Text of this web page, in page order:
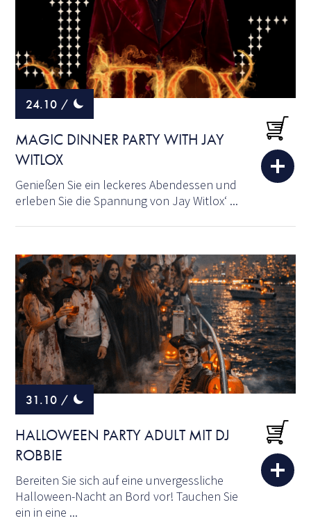
24.10 /
MAGIC DINNER PARTY WITH JAY
WITLOX
Genießen Sie ein leckeres Abendessen und
erleben Sie die Spannung von Jay Witlox‘ ...
31.10 /
HALLOWEEN PARTY ADULT MIT DJ
ROBBIE
Bereiten Sie sich auf eine unvergessliche
Halloween-Nacht an Bord vor! Tauchen Sie
ein in eine ...